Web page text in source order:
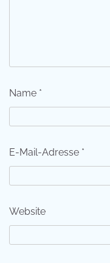
Name *
E-Mail-Adresse *
Website